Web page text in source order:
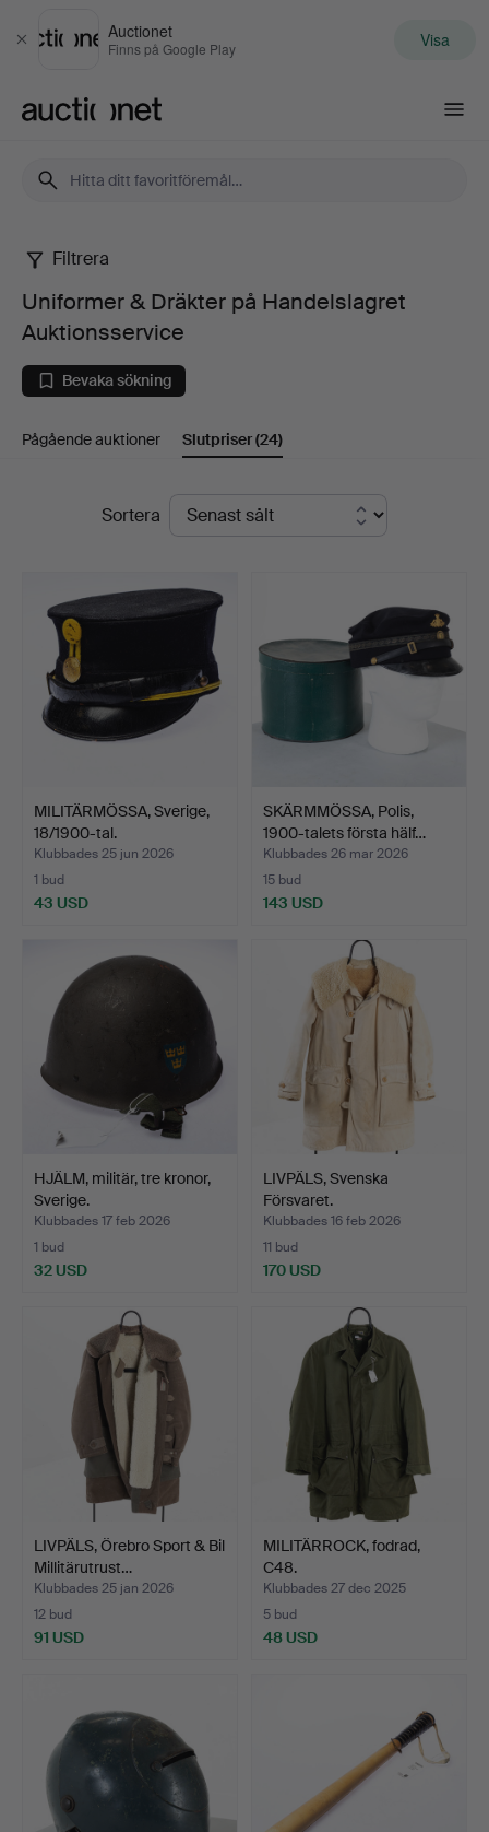
Stäng
Auctionet
Finns på Google Play Visa
Uniformer
Dräkter
på
Auktionsservice
Filtrera
Uniformer & Dräkter på Handelslagret
Auktionsservice
Bevaka sökning
Pågående auktioner Slutpriser(24)
SlutpriserSortera
MILITÄRMÖSSA, Sverige,
18/1900-tal.
Klubbades 25 jun 2026
1 bud
43 USD
SKÄRMMÖSSA, Polis,
1900-talets första hälf…
Klubbades 26 mar 2026
15 bud
143 USD
HJÄLM, militär, tre kronor,
Sverige.
Klubbades 17 feb 2026
1 bud
32 USD
LIVPÄLS, Svenska
Försvaret.
Klubbades 16 feb 2026
11 bud
170 USD
LIVPÄLS, Örebro Sport & Bil
Millitärutrust…
Klubbades 25 jan 2026
12 bud
91 USD
MILITÄRROCK, fodrad,
C48.
Klubbades 27 dec 2025
5 bud
48 USD